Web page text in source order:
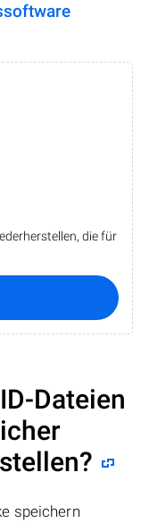
die für
Dateien
speichern